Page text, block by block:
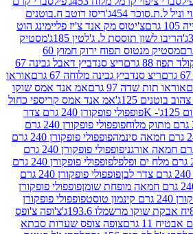
ריסז רוטב ח.בוטנים
מק אנד צ'יז פליימינג הוט
ל. ג'לטין 185ג'
מסטיק
מסטיק מנטוס תפוח ירוק חמוץ 60
ריצ סנדביץ דאבל גבינה 67
גבינה מלוחה 67 גרם
אוראו
97 גרם
אמ אנד אמס שוקו
אמ אנד אמס קריספי כחול
פופפולי פופקורן 240 גרם צדר
פופפולי פופקורן 240 גרם
פופפולי פופקורן 240 גרם
פופפולי פופקורן 240 גרם
פופפולי פופקורן 240 גרם
פופפולי פופקורן 240 גרם
פופפולי פופקורן
פופפולי פופקורן
צ'ופה צ'ופס
צופה צופס שערות סבתא